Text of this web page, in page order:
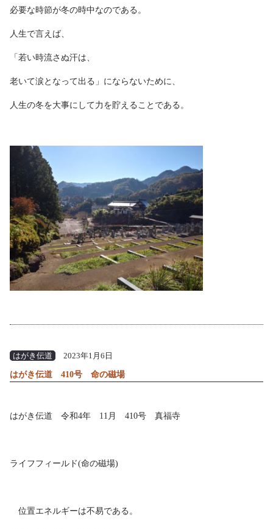
必要な時節が冬の時中なのである。
人生で言えば、
「若い時流さぬ汗は、
老いて涙となって出る」にならないために、
人生の冬を大事にして力を貯えることである。
はがき伝道 2023年1月6日
はがき伝道 410号 命の磁場
はがき伝道 令和4年 11月 410号 真福寺
ライフフィールド(命の磁場)
位置エネルギーは不易である。